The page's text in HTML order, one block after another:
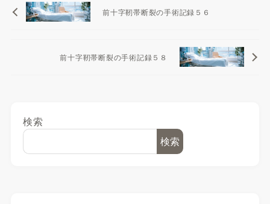
前十字靭帯断裂の手術記録５６
前十字靭帯断裂の手術記録５８
検索
検索